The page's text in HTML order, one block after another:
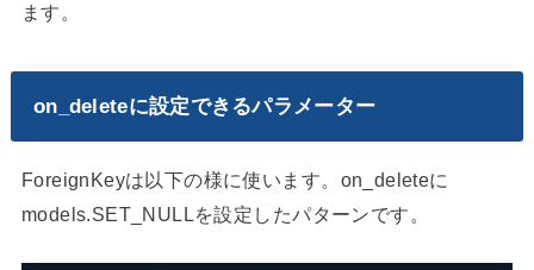
ます。
on_deleteに設定できるパラメーター
ForeignKeyは以下の様に使います。on_deleteに
models.SET_NULLを設定したパターンです。